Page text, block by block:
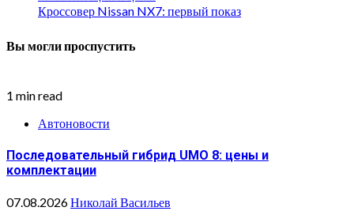
Кроссовер Nissan NX7: первый показ
Вы могли проспустить
1 min read
Автоновости
Последовательный гибрид UMO 8: цены и
комплектации
07.08.2026Николай Васильев